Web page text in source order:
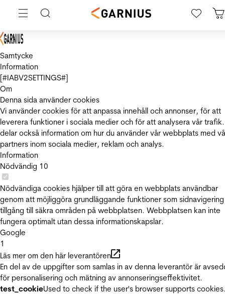
Samtycke
Information
[#IABV2SETTINGS#]
Om
Denna sida använder cookies
Vi använder cookies för att anpassa innehåll och annonser, för att
leverera funktioner i sociala medier och för att analysera vår
delar också information om hur du använder vår webbplats med
partners inom sociala medier, reklam och analys.
Information
Nödvändig 10
Nödvändiga cookies hjälper till att göra en webbplats användbar
genom att möjliggöra grundläggande funktioner som
tillgång till säkra områden på webbplatsen. Webbplatsen kan inte
fungera optimalt utan dessa informationskapslar.
Google
1
Läs mer om den här leverantören
En del av de uppgifter som samlas in av denna leverantör är
för personalisering och mätning av annonseringseffektivitet.
test_cookieUsed to check if the user's browser supports